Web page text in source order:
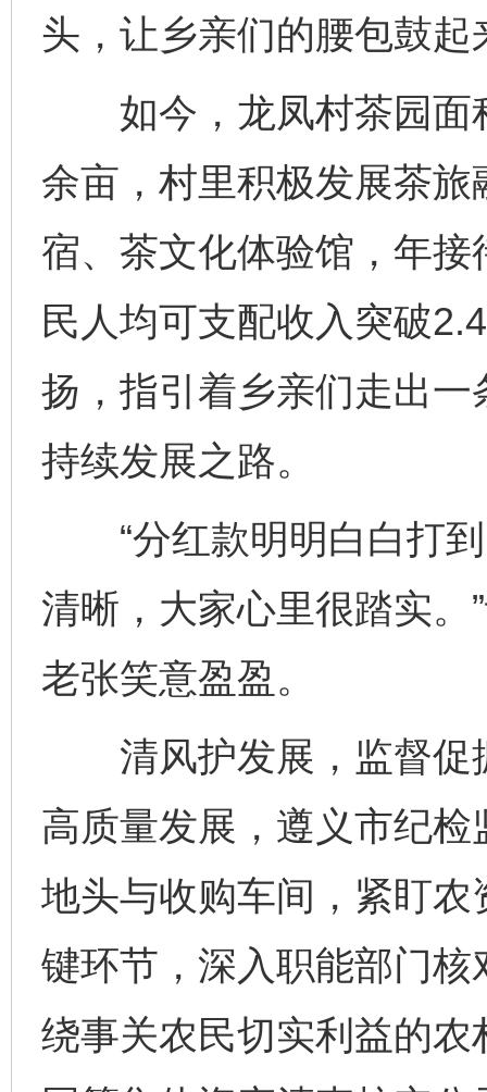
头，让乡亲们的腰包鼓起
如今，龙凤村茶园面
余亩，村里积极发展茶
宿、茶文化体验馆，年
民人均可支配收入突破
扬，指引着乡亲们走出
持续发展之路。
“分红款明明白白打到
清晰，大家心里很踏实。
老张笑意盈盈。
清风护发展，监督促
高质量发展，遵义市纪
地头与收购车间，紧盯
键环节，深入职能部门
绕事关农民切实利益的农